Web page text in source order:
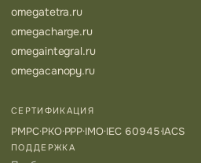
omegatetra.ru
omegacharge.ru
omegaintegral.ru
omegacanopy.ru
СЕРТИФИКАЦИЯ
РМРС·РКО·РРР·IMO·IEC 60945·IACS
ПОДДЕРЖКА